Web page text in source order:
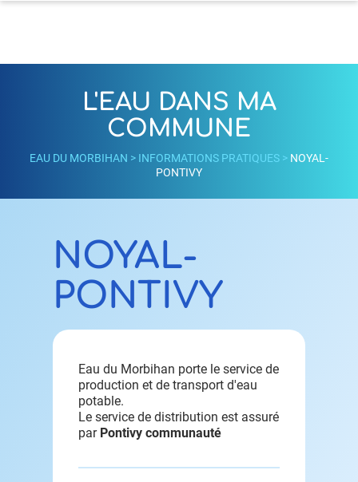
L'EAU DANS MA
COMMUNE
EAU DU MORBIHAN > INFORMATIONS PRATIQUES > NOYAL-
PONTIVY
NOYAL-
PONTIVY
Eau du Morbihan porte le service de
production et de transport d'eau
potable.
Le service de distribution est assuré
par Pontivy communauté